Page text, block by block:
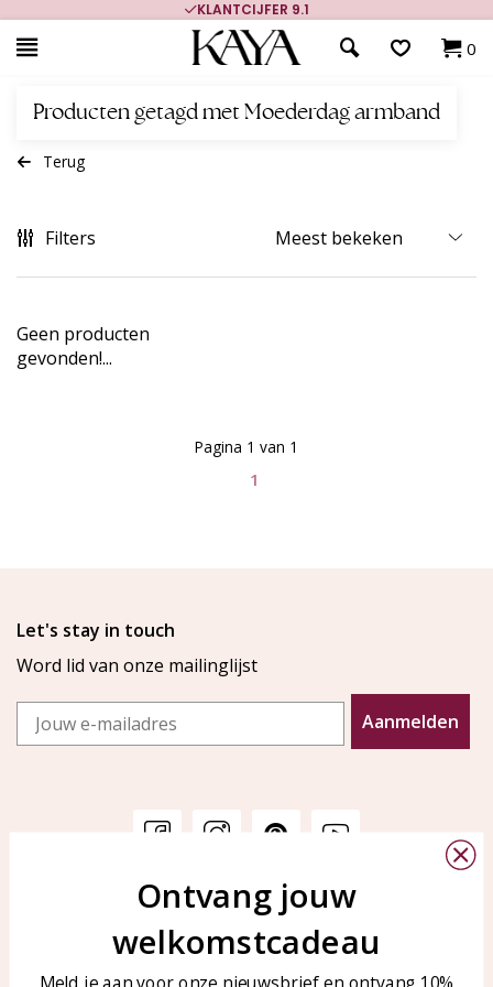
KLANTCIJFER 9.1
0
Producten getagd met Moederdag armband
Terug
Filters
Geen producten
gevonden!...
1
Pagina 1 van 1
Let's stay in touch
Word lid van onze mailinglijst
Email
Aanmelden
Veelgestelde vragen
Sieraden onderhouden
KAYA Sieraden
Bellen of WhatsApp Ma-Vr
tussen 09:00-17:00
Ontvang jouw
welkomstcadeau
Meld je aan voor onze nieuwsbrief en ontvang 10%